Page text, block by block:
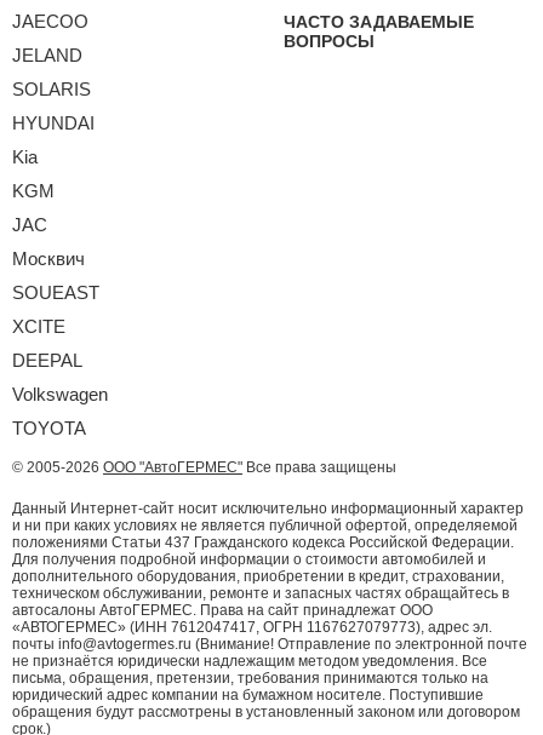
JAECOO
JELAND
SOLARIS
HYUNDAI
Kia
KGM
JAC
Москвич
SOUEAST
XCITE
DEEPAL
Volkswagen
TOYOTA
ЧАСТО ЗАДАВАЕМЫЕ
ВОПРОСЫ
© 2005-2026 ООО "АвтоГЕРМЕС" Все права защищены
Данный Интернет-сайт носит исключительно информационный характер
и ни при каких условиях не является публичной офертой, определяемой
положениями Статьи 437 Гражданского кодекса Российской Федерации.
Для получения подробной информации о стоимости автомобилей и
дополнительного оборудования, приобретении в кредит, страховании,
техническом обслуживании, ремонте и запасных частях обращайтесь в
автосалоны АвтоГЕРМЕС. Права на сайт принадлежат ООО
«АВТОГЕРМЕС» (ИНН 7612047417, ОГРН 1167627079773), адрес эл.
почты info@avtogermes.ru (Внимание! Отправление по электронной почте
не признаётся юридически надлежащим методом уведомления. Все
письма, обращения, претензии, требования принимаются только на
юридический адрес компании на бумажном носителе. Поступившие
обращения будут рассмотрены в установленный законом или договором
срок.)